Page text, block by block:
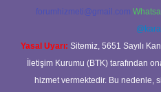
forumhizmeti@gmail.com
Yasal Uyarı: Sitemiz, 5651 Sayılı
İletişim Kurumu (BTK) tarafından
hizmet vermektedir. Bu nedenle,